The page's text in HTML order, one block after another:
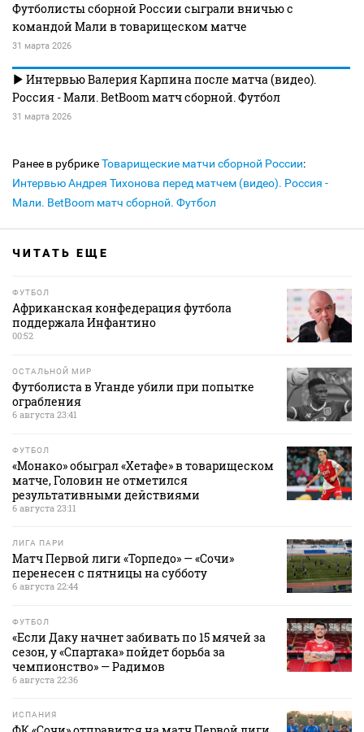
Футболисты сборной России сыграли вничью с
командой Мали в товарищеском матче
31 марта 2026
Интервью Валерия Карпина после матча (видео).
Россия - Мали. BetBoom матч сборной. Футбол
31 марта 2026
Ранее в рубрикеТоварищеские матчи сборной России:
Интервью Андрея Тихонова перед матчем (видео). Россия -
Мали. BetBoom матч сборной. Футбол
ЧИТАТЬ ЕЩЕ
ФУТБОЛ
Африканская конфедерация футбола
поддержала Инфантино
00:52
ОСТАЛЬНОЙ МИР
Футболиста в Уганде убили при попытке
ограбления
6 августа 23:41
ФУТБОЛ
«Монако» обыграл «Хетафе» в товарищеском
матче, Головин не отметился
результативными действиями
6 августа 23:11
ЛИГА ПАРИ
Матч Первой лиги «Торпедо» — «Сочи»
перенесен с пятницы на субботу
6 августа 22:44
ФУТБОЛ
«Если Даку начнет забивать по 15 мячей за
сезон, у «Спартака» пойдет борьба за
чемпионство» — Радимов
6 августа 22:36
ИСПАНИЯ